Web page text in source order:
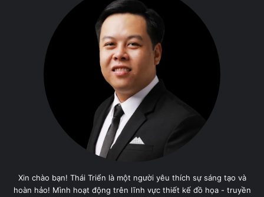
Xin chào bạn! Thái Triển là một người yêu thích sự sáng tạo và
hoàn hảo! Mình hoạt động trên lĩnh vực thiết kế đồ họa - truyền